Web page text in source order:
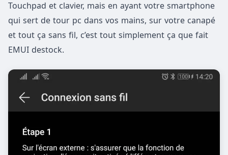
Touchpad et clavier, mais en ayant votre smartphone
qui sert de tour pc dans vos mains, sur votre canapé
et tout ça sans fil, c’est tout simplement ça que fait
EMUI destock.